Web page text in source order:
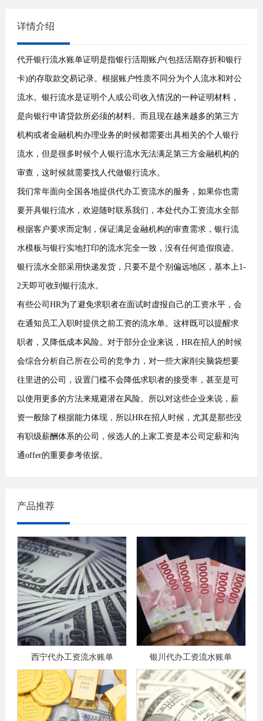
详情介绍
代开银行流水账单证明是指银行活期账户(包括活期存折和银行
卡)的存取款交易记录。根据账户性质不同分为个人流水和对公
流水。银行流水是证明个人或公司收入情况的一种证明材料，
是向银行申请贷款所必须的材料。而且现在越来越多的第三方
机构或者金融机构办理业务的时候都需要出具相关的个人银行
流水，但是很多时候个人银行流水无法满足第三方金融机构的
审查，这时候就需要找人代做银行流水。
我们常年面向全国各地提供代办工资流水的服务，如果你也需
要开具银行流水，欢迎随时联系我们，本处代办工资流水全部
根据客户要求而定制，保证满足金融机构的审查需求，银行流
水模板与银行实地打印的流水完全一致，没有任何造假痕迹。
银行流水全部采用快递发货，只要不是个别偏远地区，基本上1-
2天即可收到银行流水。
有些公司HR为了避免求职者在面试时虚报自己的工资水平，会
在通知员工入职时提供之前工资的流水单。这样既可以提醒求
职者，又降低成本风险。对于部分企业来说，HR在招人的时候
会综合分析自己所在公司的竞争力，对一些大家削尖脑袋想要
往里进的公司，设置门槛不会降低求职者的接受率，甚至是可
以使用更多的方法来规避潜在风险。所以对这些企业来说，薪
资一般除了根据能力体现，所以HR在招人时候，尤其是那些没
有职级薪酬体系的公司，候选人的上家工资是本公司定薪和沟
通offer的重要参考依据。
产品推荐
西宁代办工资流水账单 银川代办工资流水账单